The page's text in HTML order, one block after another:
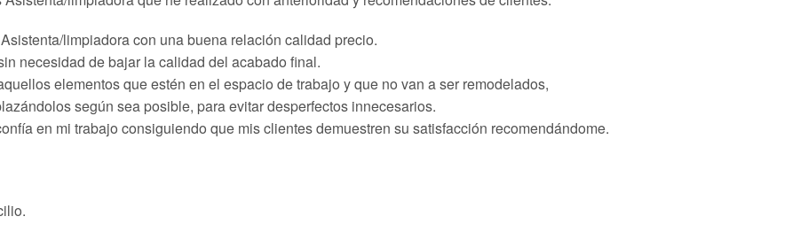
limpiadora con una buena relación calidad precio.
necesidad de bajar la calidad del acabado final.
elementos que estén en el espacio de trabajo y que no van a ser remodelados,
según sea posible, para evitar desperfectos innecesarios.
en mi trabajo consiguiendo que mis clientes demuestren su satisfacción recomendándome.